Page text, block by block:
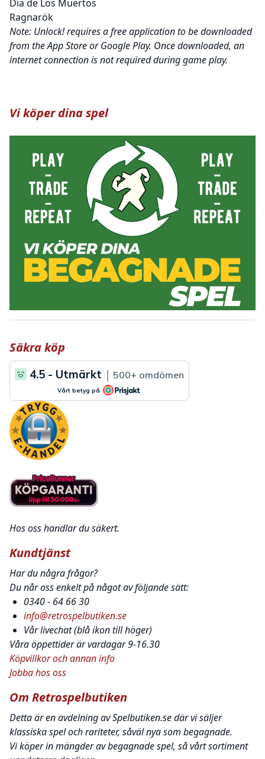
Dia de Los Muertos
Ragnarök
Note: Unlock! requires a free application to be downloaded
from the App Store or Google Play. Once downloaded, an
internet connection is not required during game play.
Vi köper dina spel
Säkra köp
Hos oss handlar du säkert.
Kundtjänst
Har du några frågor?
Du når oss enkelt på något av följande sätt:
0340 - 64 66 30
info@retrospelbutiken.se
Vår livechat (blå ikon till höger)
Våra öppettider är vardagar 9-16.30
Köpvillkor och annan info
Jobba hos oss
Om Retrospelbutiken
Detta är en avdelning av Spelbutiken.se där vi säljer
klassiska spel och rariteter, såväl nya som begagnade.
Vi köper in mängder av begagnade spel, så vårt sortiment